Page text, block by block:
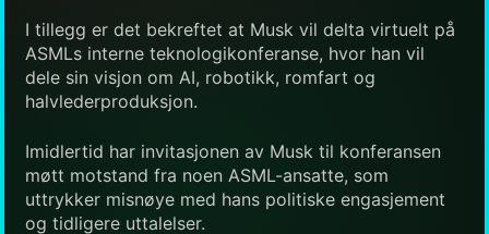
I tillegg er det bekreftet at Musk vil delta virtuelt på
ASMLs interne teknologikonferanse, hvor han vil
dele sin visjon om AI, robotikk, romfart og
halvlederproduksjon.
Imidlertid har invitasjonen av Musk til konferansen
møtt motstand fra noen ASML-ansatte, som
uttrykker misnøye med hans politiske engasjement
og tidligere uttalelser.